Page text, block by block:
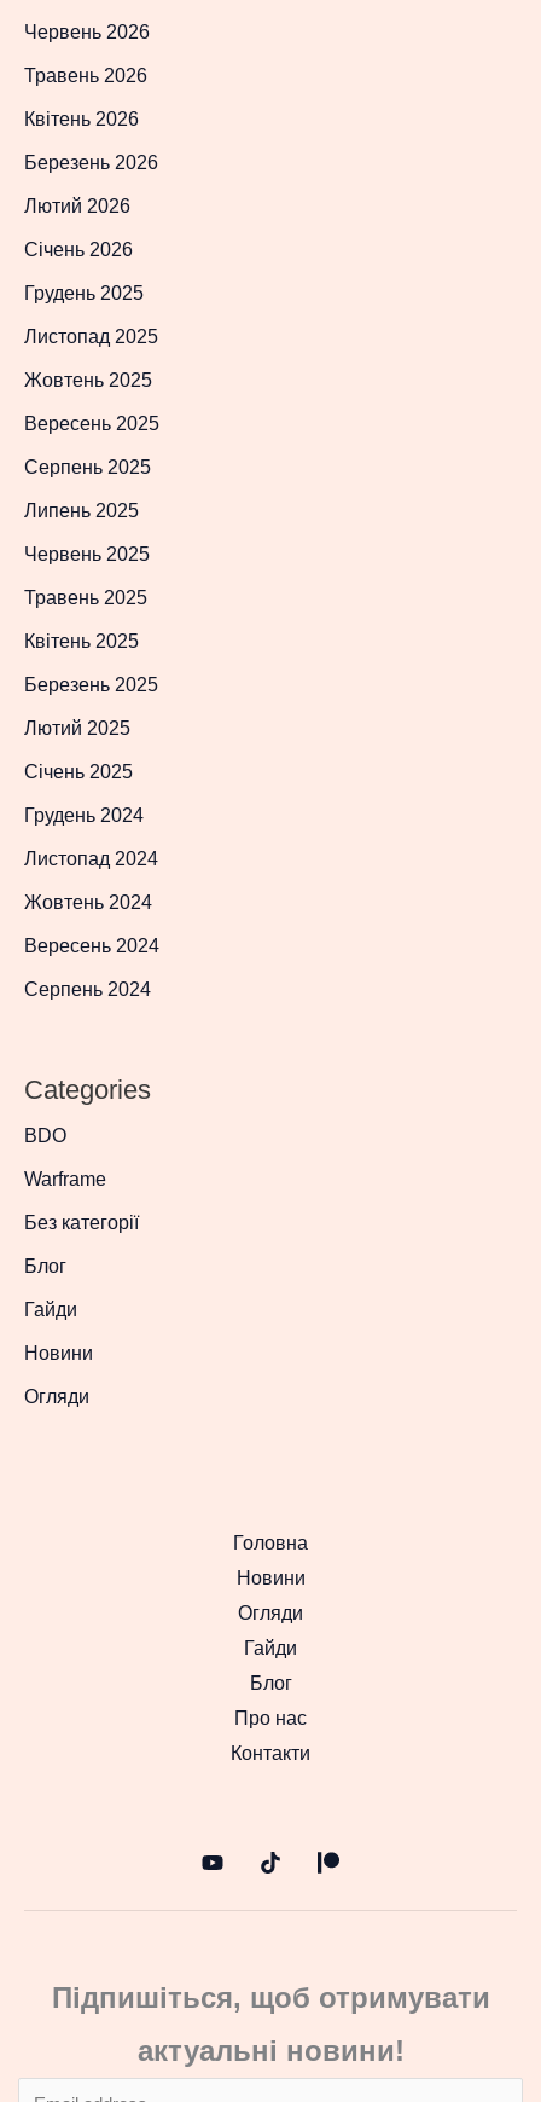
Червень 2026
Травень 2026
Квітень 2026
Березень 2026
Лютий 2026
Січень 2026
Грудень 2025
Листопад 2025
Жовтень 2025
Вересень 2025
Серпень 2025
Липень 2025
Червень 2025
Травень 2025
Квітень 2025
Березень 2025
Лютий 2025
Січень 2025
Грудень 2024
Листопад 2024
Жовтень 2024
Вересень 2024
Серпень 2024
Categories
BDO
Warframe
Без категорії
Блог
Гайди
Новини
Огляди
Головна
Новини
Огляди
Гайди
Блог
Про нас
Контакти
Підпишіться, щоб отримувати
актуальні новини!